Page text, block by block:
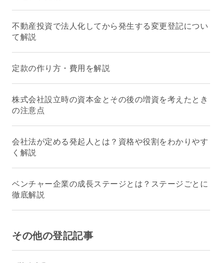
不動産投資で法人化してから発生する変更登記につい
て解説
定款の作り方・費用を解説
株式会社設立時の資本金とその後の増資を考えたとき
の注意点
会社法が定める発起人とは？資格や役割をわかりやす
く解説
ベンチャー企業の成長ステージとは？ステージごとに
徹底解説
その他の登記記事